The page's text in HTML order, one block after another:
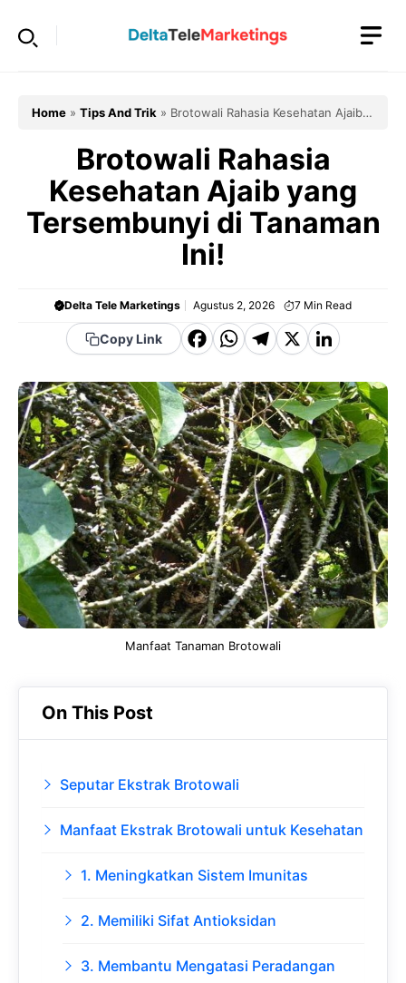
Home » Tips And Trik » Brotowali Rahasia Kesehatan Ajaib
Brotowali Rahasia
Kesehatan Ajaib yang
Tersembunyi di Tanaman
Ini!
Delta Tele Marketings Agustus 2, 2026 7 Min Read
Copy Link
F
c
e
b
o
o
k
W
a
t
s
A
p
p
T
e
g
r
a
m
X Li
k
e
d
In
Manfaat Tanaman Brotowali
On This Post
Seputar Ekstrak Brotowali
Manfaat Ekstrak Brotowali untuk Kesehatan
1. Meningkatkan Sistem Imunitas
2. Memiliki Sifat Antioksidan
3. Membantu Mengatasi Peradangan